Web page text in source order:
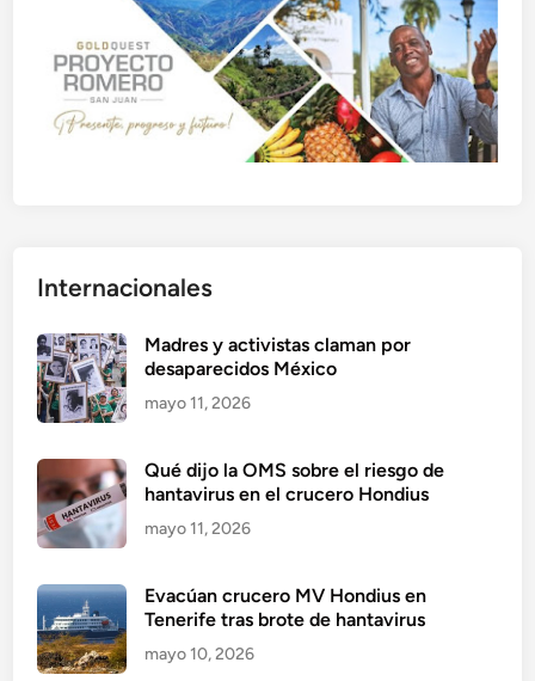
Internacionales
Madres y activistas claman por
desaparecidos México
mayo 11, 2026
Qué dijo la OMS sobre el riesgo de
hantavirus en el crucero Hondius
mayo 11, 2026
Evacúan crucero MV Hondius en
Tenerife tras brote de hantavirus
mayo 10, 2026